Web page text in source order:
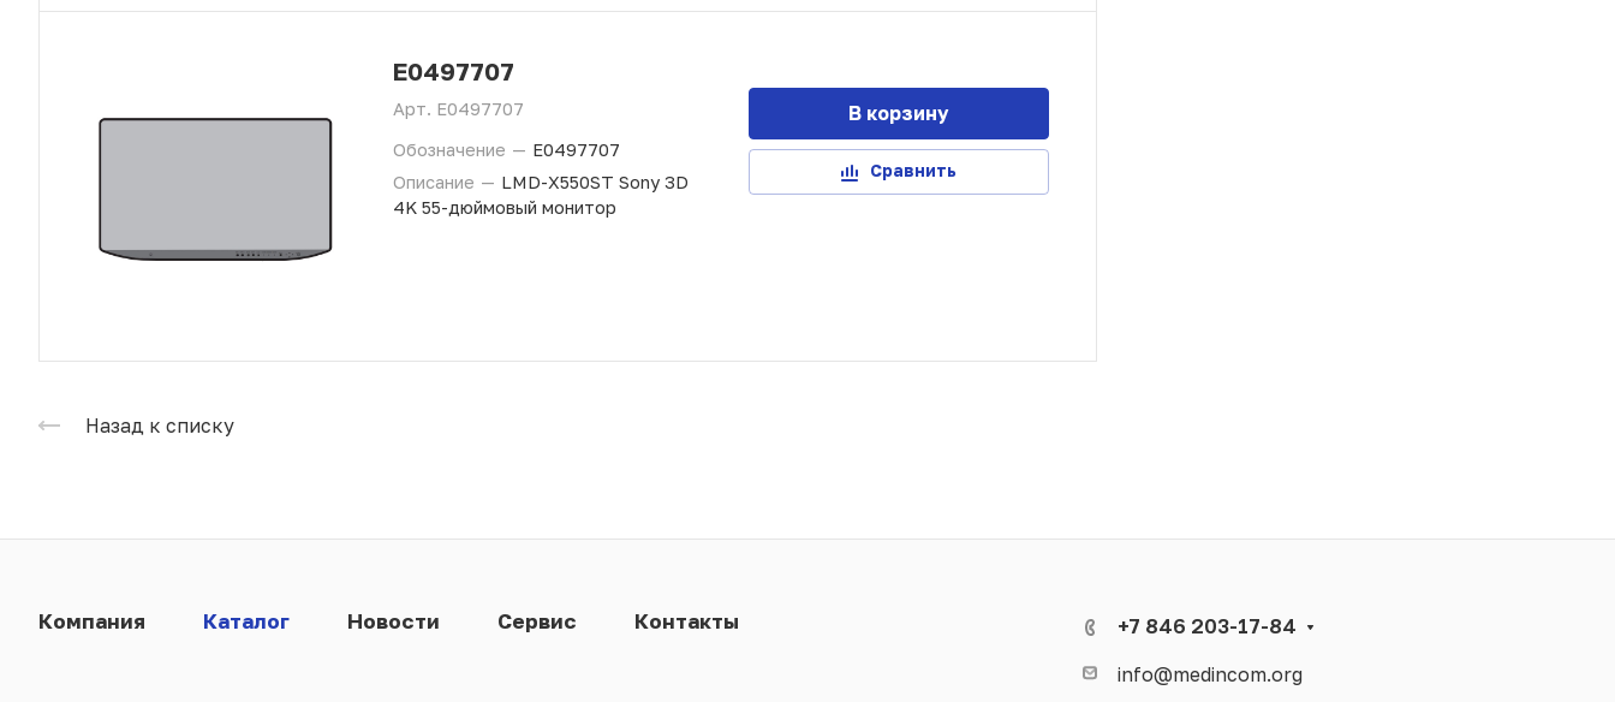
E0497707
Арт. E0497707
Обозначение — E0497707
Описание — LMD-X550ST Sony 3D
4K 55-дюймовый монитор
В корзину
Сравнить
Назад к списку
Компания Каталог Новости Сервис Контакты +7 846 203-17-84
info@medincom.org